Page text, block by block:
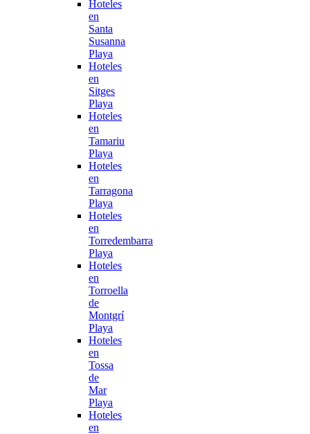
Hoteles
en
Santa
Susanna
Playa
Hoteles
en
Sitges
Playa
Hoteles
en
Tamariu
Playa
Hoteles
en
Tarragona
Playa
Hoteles
en
Torredembarra
Playa
Hoteles
en
Torroella
de
Montgrí
Playa
Hoteles
en
Tossa
de
Mar
Playa
Hoteles
en